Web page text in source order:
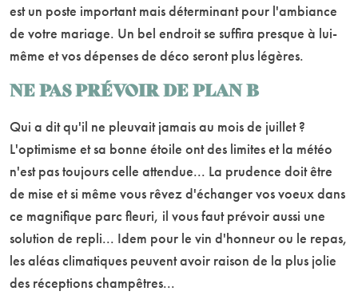
est un poste important mais déterminant pour l'ambiance
de votre mariage. Un bel endroit se suffira presque à lui-
même et vos dépenses de déco seront plus légères.
NE PAS PRÉVOIR DE PLAN B
Qui a dit qu'il ne pleuvait jamais au mois de juillet ?
L'optimisme et sa bonne étoile ont des limites et la météo
n'est pas toujours celle attendue... La prudence doit être
de mise et si même vous rêvez d'échanger vos voeux dans
ce magnifique parc fleuri, il vous faut prévoir aussi une
solution de repli... Idem pour le vin d'honneur ou le repas,
les aléas climatiques peuvent avoir raison de la plus jolie
des réceptions champêtres...